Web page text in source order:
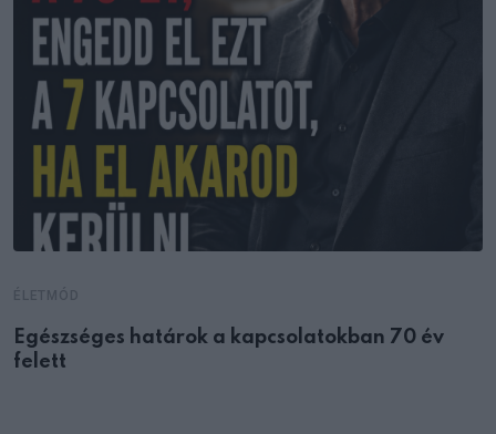
Egészséges határok a kapcsolatokban 70 év
felett